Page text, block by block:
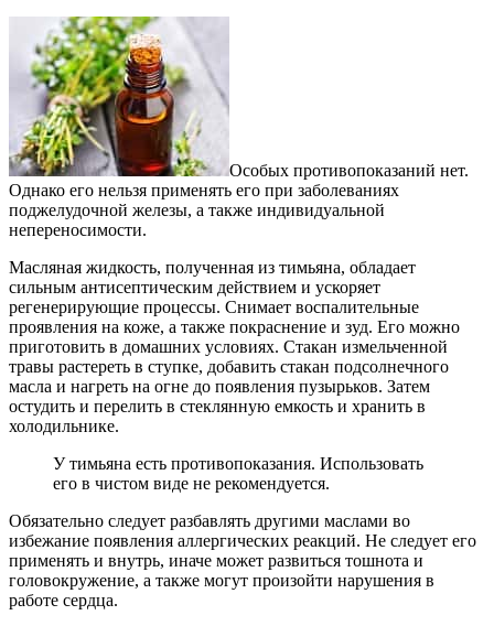
Особых противопоказаний нет.
Однако его нельзя применять его при заболеваниях
поджелудочной железы, а также индивидуальной
непереносимости.
Масляная жидкость, полученная из тимьяна, обладает
сильным антисептическим действием и ускоряет
регенерирующие процессы. Снимает воспалительные
проявления на коже, а также покраснение и зуд. Его можно
приготовить в домашних условиях. Стакан измельченной
травы растереть в ступке, добавить стакан подсолнечного
масла и нагреть на огне до появления пузырьков. Затем
остудить и перелить в стеклянную емкость и хранить в
холодильнике.
У тимьяна есть противопоказания. Использовать
его в чистом виде не рекомендуется.
Обязательно следует разбавлять другими маслами во
избежание появления аллергических реакций. Не следует его
применять и внутрь, иначе может развиться тошнота и
головокружение, а также могут произойти нарушения в
работе сердца.